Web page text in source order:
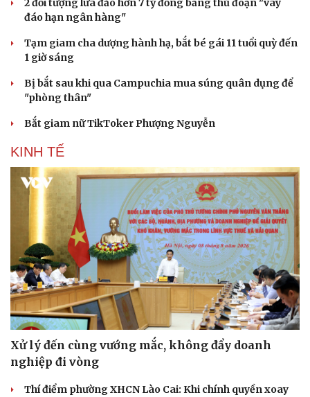
2 đối tượng lừa đảo hơn 7 tỷ đồng bằng thủ đoạn "vay
đáo hạn ngân hàng"
Tạm giam cha dượng hành hạ, bắt bé gái 11 tuổi quỳ đến
1 giờ sáng
Bị bắt sau khi qua Campuchia mua súng quân dụng để
"phòng thân"
Bắt giam nữ TikToker Phượng Nguyễn
KINH TẾ
Xử lý đến cùng vướng mắc, không đẩy doanh
nghiệp đi vòng
Thí điểm phường XHCN Lào Cai: Khi chính quyền xoay